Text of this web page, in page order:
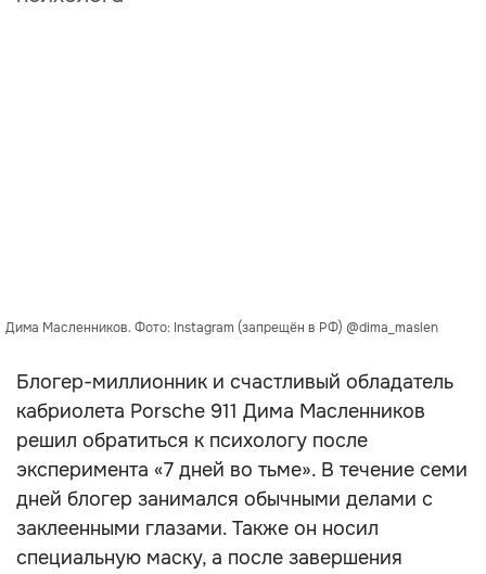
Дима Масленников. Фото: Instagram (запрещён в РФ) @dima_maslen
Блогер-миллионник и счастливый обладатель
кабриолета Porsche 911 Дима Масленников
решил обратиться к психологу после
эксперимента «7 дней во тьме». В течение семи
дней блогер занимался обычными делами с
заклеенными глазами. Также он носил
специальную маску, а после завершения